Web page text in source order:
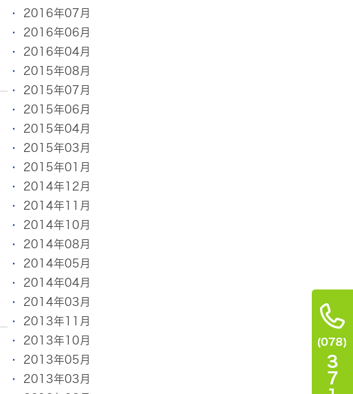
2016年07月
2016年06月
2016年04月
2015年08月
2015年07月
2015年06月
2015年04月
2015年03月
2015年01月
2014年12月
2014年11月
2014年10月
2014年08月
2014年05月
2014年04月
2014年03月
2013年11月
2013年10月
2013年05月
2013年03月